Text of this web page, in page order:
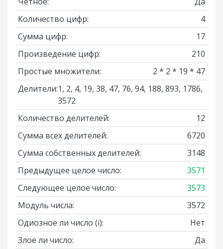
Количество цифр:
4
Сумма цифр:
17
Произведение цифр:
210
Простые множители:
2 * 2 * 19 * 47
Делители:1, 2, 4, 19, 38, 47, 76, 94, 188, 893, 1786,
3572
Количество делителей:
12
Сумма всех делителей:
6720
Сумма собственных делителей:
3148
Предыдущее целое число:
3571
Следующее целое число:
3573
Модуль числа:
3572
Одиозное ли число (i):
Нет
Злое ли число:
Да